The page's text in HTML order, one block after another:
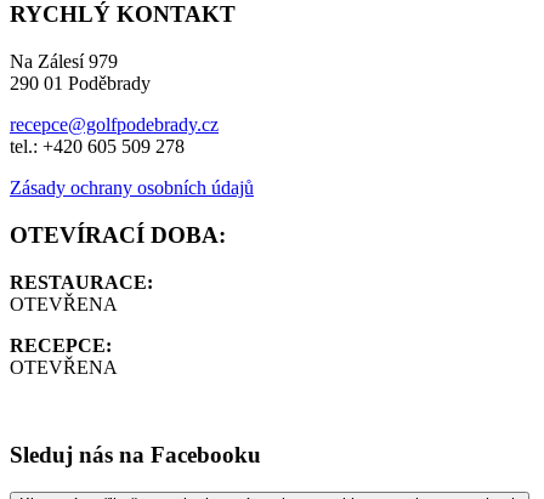
RYCHLÝ KONTAKT
Na Zálesí 979
290 01 Poděbrady
recepce@golfpodebrady.cz
tel.: +420 605 509 278
Zásady ochrany osobních údajů
OTEVÍRACÍ DOBA:
RESTAURACE:
OTEVŘENA
RECEPCE:
OTEVŘENA
Sleduj nás na Facebooku